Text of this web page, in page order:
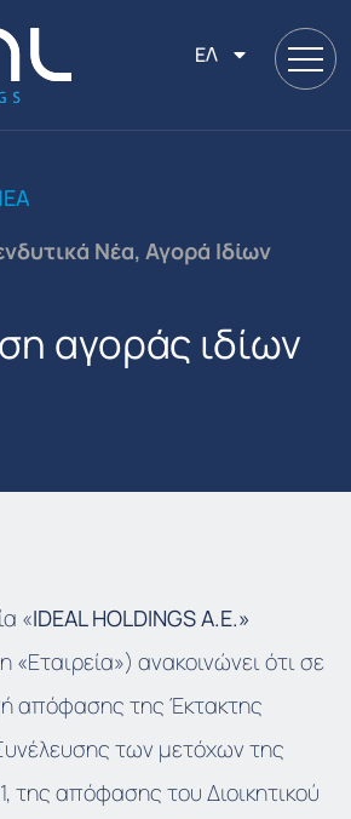
ΕΛ
Νέα, Αγορά Ιδίων
αγοράς ιδίων
«IDEAL HOLDINGS A.E.»
«Εταιρεία») ανακοινώνει ότι σε
απόφασης της Έκτακτης
των μετόχων της
της απόφασης του Διοικητικού